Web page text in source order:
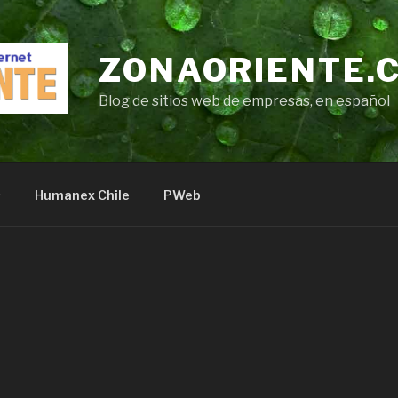
Blog de sitios web de empresas, en español
Humanex Chile PWeb